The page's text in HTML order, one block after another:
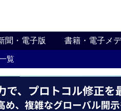
聞・電子版 書籍・電子メ
覧